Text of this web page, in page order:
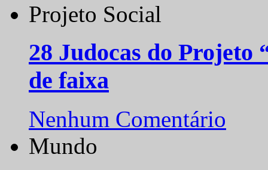
Projeto Social
28 Judocas do
de faixa
Nenhum Comentário
Mundo